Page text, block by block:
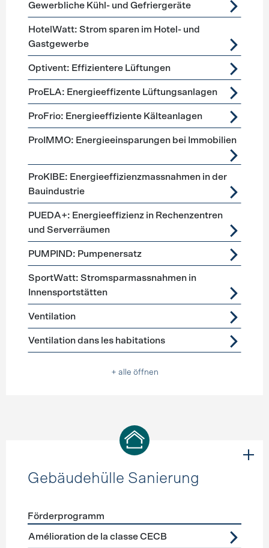
Gewerbliche Kühl- und Gefriergeräte
HotelWatt: Strom sparen im Hotel- und
Gastgewerbe
Optivent: Effizientere Lüftungen
ProELA: Energieeffizente Lüftungsanlagen
ProFrio: Energieeffiziente Kälteanlagen
ProIMMO: Energieeinsparungen bei Immobilien
ProKIBE: Energieeffizienzmassnahmen in der
Bauindustrie
PUEDA+: Energieeffizienz in Rechenzentren
und Serverräumen
PUMPIND: Pumpenersatz
SportWatt: Stromsparmassnahmen in
Innensportstätten
Ventilation
Ventilation dans les habitations
+ alle öffnen
Gebäudehülle Sanierung
Förderprogramme Gebäudehülle Sanierung
Förderprogramm
Amélioration de la classe CECB